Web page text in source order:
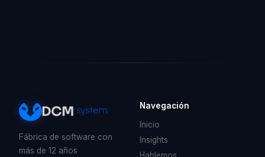
Fábrica de software con
más de 12 años
Navegación
Inicio
Insights
Hablemos